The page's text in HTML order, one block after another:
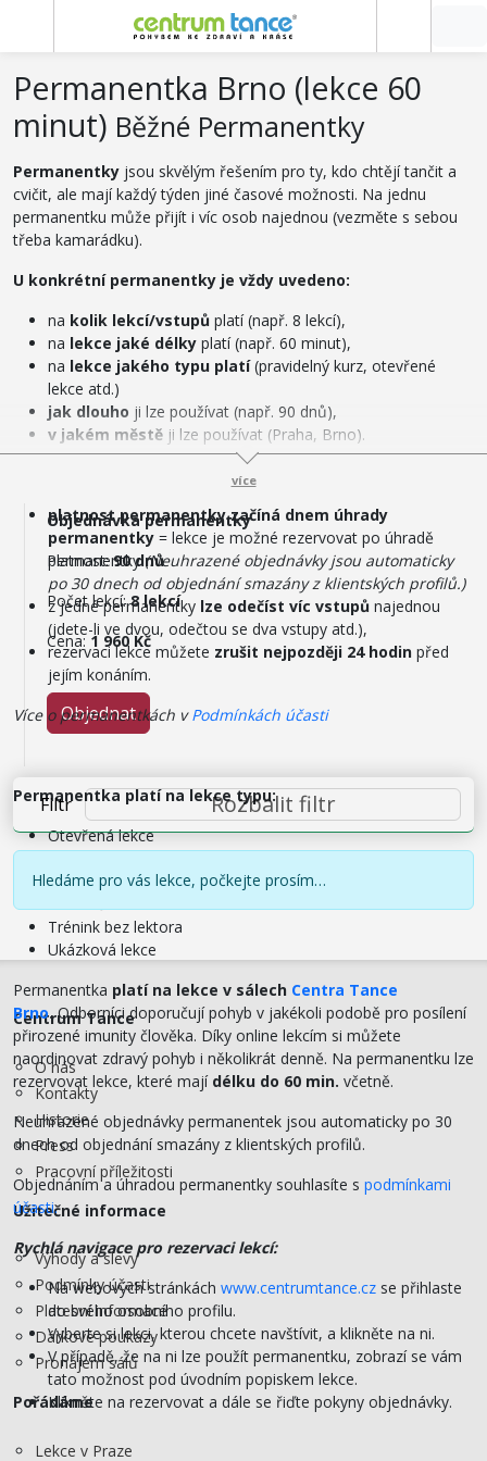
Permanentka Brno (lekce 60
minut) Běžné Permanentky
Permanentky jsou skvělým řešením pro ty, kdo chtějí tančit a
cvičit, ale mají každý týden jiné časové možnosti. Na jednu
permanentku může přijít i víc osob najednou (vezměte s sebou
třeba kamarádku).
U konkrétní permanentky je vždy uvedeno:
na kolik lekcí/vstupů platí (např. 8 lekcí),
na lekce jaké délky platí (např. 60 minut),
na lekce jakého typu platí(pravidelný kurz, otevřené
lekce atd.)
jak dlouho ji lze používat (např. 90 dnů),
v jakém městě ji lze používat (Praha, Brno).
platnost permanentky začíná dnem úhrady
permanentky = lekce je možné rezervovat po úhradě
permanentky(Neuhrazené objednávky jsou automaticky
po 30 dnech od objednání smazány z klientských profilů.)
z jedné permanentky lze odečíst víc vstupů najednou
(jdete-li ve dvou, odečtou se dva vstupy atd.),
rezervaci lekce můžete zrušit nejpozději 24 hodin před
jejím konáním.
Více o permanentkách vPodmínkách účasti
Permanentka platí na lekce typu:
Otevřená lekce
Pravidelný kurz
Předtočené lekce / záznam lekce
Trénink bez lektora
Ukázková lekce
Permanentka platí na lekce v sálech Centra Tance
Brno.Odborníci doporučují pohyb v jakékoli podobě pro posílení
přirozené imunity člověka. Díky online lekcím si můžete
naordinovat zdravý pohyb i několikrát denně. Na permanentku lze
rezervovat lekce, které mají délku do 60 min. včetně.
Neuhrazené objednávky permanentek jsou automaticky po 30
dnech od objednání smazány z klientských profilů.
Objednáním a úhradou permanentky souhlasíte s podmínkami
účasti.
Rychlá navigace pro rezervaci lekcí:
Na webových stránkách www.centrumtance.cz se přihlaste
do svého osobního profilu.
Vyberte si lekci, kterou chcete navštívit, a klikněte na ni.
V případě, že na ni lze použít permanentku, zobrazí se vám
tato možnost pod úvodním popiskem lekce.
Klikněte na rezervovat a dále se řiďte pokyny objednávky.
více
Objednávka permanentky
Platnost:90 dnů
Počet lekcí:8 lekcí
Cena: 1 960 Kč
Objednat
Filtr Rozbalit filtr
Hledáme pro vás lekce, počkejte prosím…
Centrum Tance
O nás
Kontakty
Historie
Press
Pracovní příležitosti
Užitečné informace
Výhody a slevy
Podmínky účasti
Platební informace
Dárkové poukazy
Pronájem sálů
Pořádáme
Lekce v Praze